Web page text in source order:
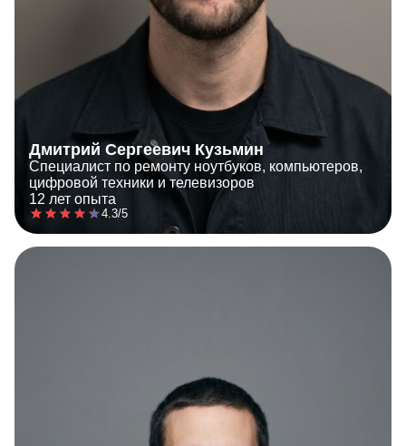
Дмитрий Сергеевич Кузьмин
Специалист по ремонту ноутбуков, компьютеров,
цифровой техники и телевизоров
12 лет опыта
4.3/5